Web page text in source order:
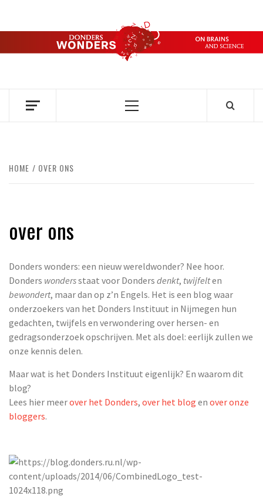
de
DONDERS
OVER HERSENEN EN WETENSCHAP // ON BRAINS AND
Primair
HOME OVER ONS
over ons
Donders wonders: een nieuw wereldwonder? Nee hoor.
Donders wondersstaat voor Donders denkt, twijfelten
bewondert, maar dan op z’n Engels. Het is een blog waar
onderzoekers van het Donders Instituut in Nijmegen hun
gedachten, twijfels en verwondering over hersen- en
gedragsonderzoek opschrijven. Met als doel: eerlijk zullen we
onze kennis delen.
Maar wat is het Donders Instituut eigenlijk? En waarom dit
blog?
Lees hier meerover het Donders, over het blog en over onze
bloggers.